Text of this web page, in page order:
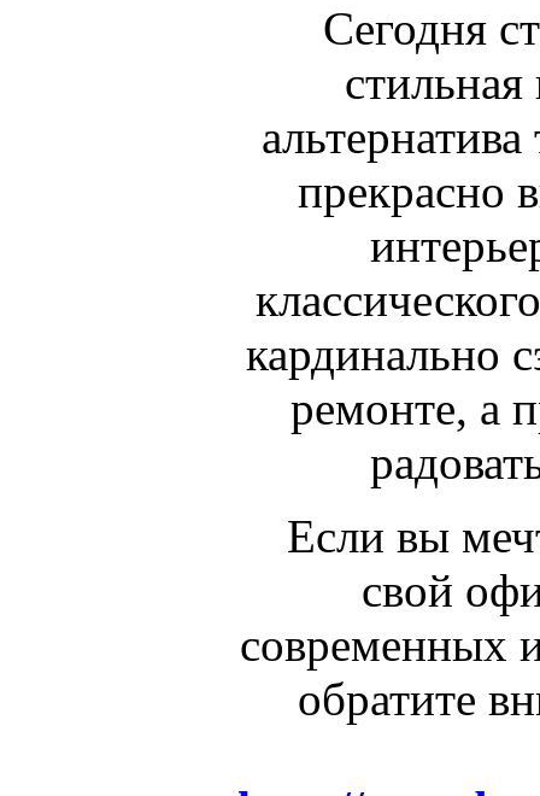
Сегодня
прекрасно
кардинально
ремонте, а
Если вы
свой
современных
обратите